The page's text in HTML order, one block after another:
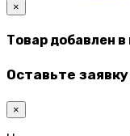
×
Товар добавлен в
Оставьте
×